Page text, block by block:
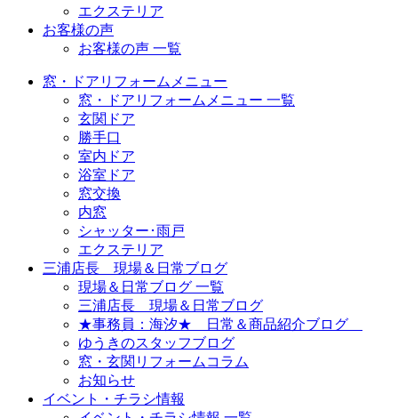
エクステリア
お客様の声
お客様の声 一覧
窓・ドアリフォームメニュー
窓・ドアリフォームメニュー 一覧
玄関ドア
勝手口
室内ドア
浴室ドア
窓交換
内窓
シャッター･雨戸
エクステリア
三浦店長 現場＆日常ブログ
現場＆日常ブログ 一覧
三浦店長 現場＆日常ブログ
★事務員：海汐★ 日常＆商品紹介ブログ
ゆうきのスタッフブログ
窓・玄関リフォームコラム
お知らせ
イベント・チラシ情報